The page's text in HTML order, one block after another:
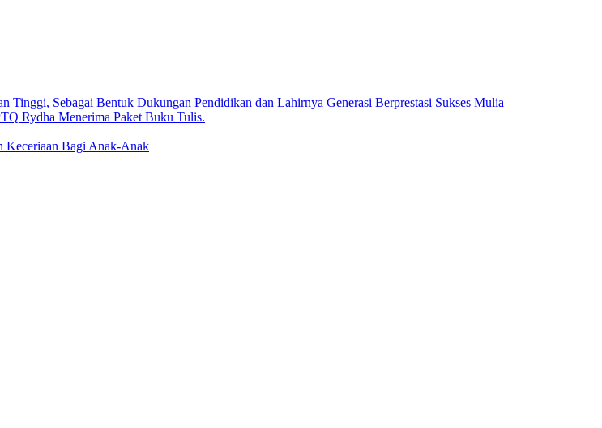
Sebagai Bentuk Dukungan Pendidikan dan Lahirnya Generasi Berprestasi Sukses Mulia
Rydha Menerima Paket Buku Tulis.
Bagi Anak-Anak